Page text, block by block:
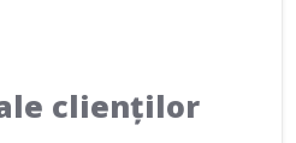
clienților